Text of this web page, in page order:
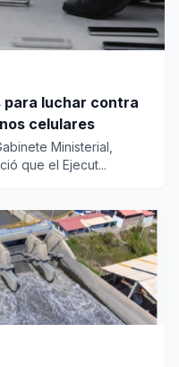
para luchar contra
celulares
Ministerial,
que el Ejecut...